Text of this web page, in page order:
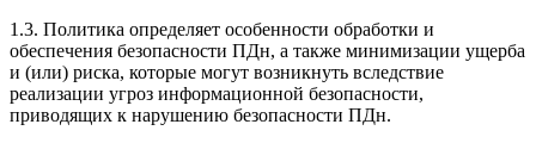
1.3. Политика определяет особенности обработки и
обеспечения безопасности ПДн, а также минимизации ущерба
и (или) риска, которые могут возникнуть вследствие
реализации угроз информационной безопасности,
приводящих к нарушению безопасности ПДн.